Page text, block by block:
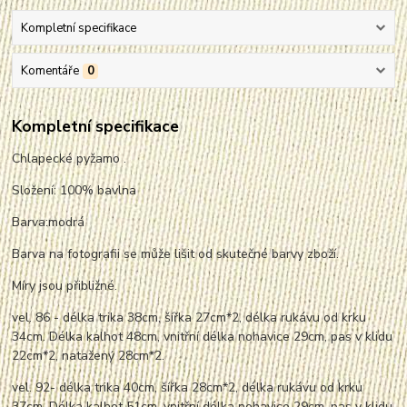
Kompletní specifikace
Komentáře 0
Kompletní specifikace
Chlapecké pyžamo .
Složení: 100% bavlna
Barva:modrá
Barva na fotografii se může lišit od skutečné barvy zboží.
Míry jsou přibližné.
vel. 86 - délka trika 38cm, šířka 27cm*2, délka rukávu od krku
34cm. Délka kalhot 48cm, vnitřní délka nohavice 29cm, pas v klidu
22cm*2,natažený 28cm*2.
vel. 92- délka trika 40cm, šířka 28cm*2, délka rukávu od krku